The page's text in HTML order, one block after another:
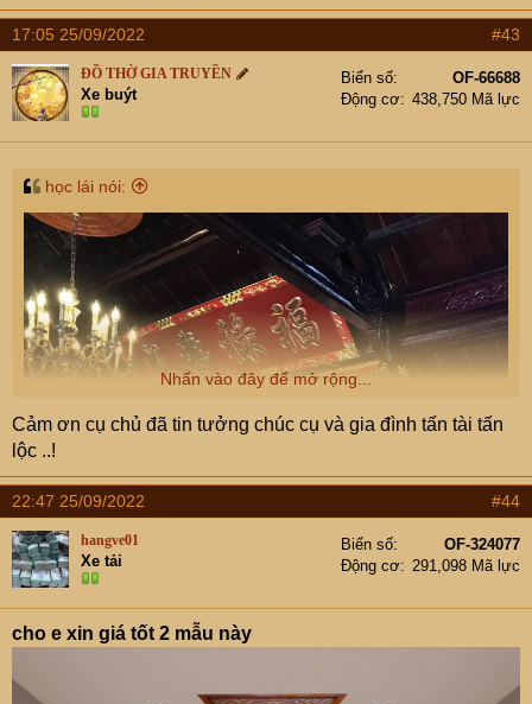
17:05 25/09/2022 #43
ĐỒ THỜ GIA TRUYỀN
Xe buýt
Biển số
OF-66688
Động cơ
438,750 Mã lực
học lái nói:
Nhấn vào đây để mở rộng...
Cảm ơn cụ chủ đã tin tưởng chúc cụ và gia đình tấn tài tấn
lộc ..!
22:47 25/09/2022 #44
hangve01
Xe tải
Biển số
OF-324077
Động cơ
291,098 Mã lực
cho e xin giá tốt 2 mẫu này